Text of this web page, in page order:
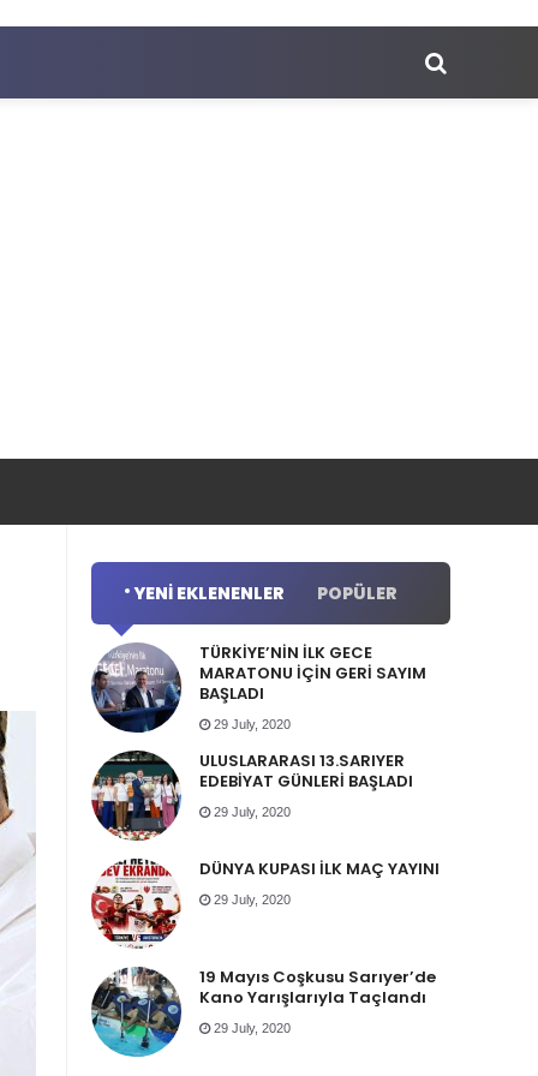
YENI EKLENENLER POPÜLER
TÜRKİYE’NİN İLK GECE
MARATONU İÇİN GERİ SAYIM
BAŞLADI
29 July, 2020
ULUSLARARASI 13.SARIYER
EDEBİYAT GÜNLERİ BAŞLADI
29 July, 2020
DÜNYA KUPASI İLK MAÇ YAYINI
29 July, 2020
19 Mayıs Coşkusu Sarıyer’de
Kano Yarışlarıyla Taçlandı
29 July, 2020